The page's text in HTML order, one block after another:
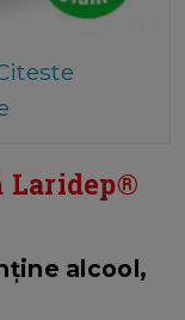
Laridep®
alcool,